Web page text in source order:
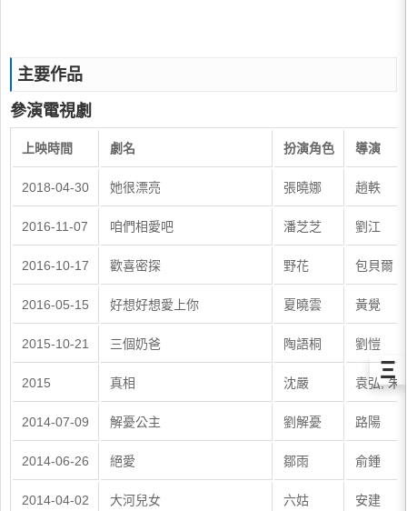
主要作品
參演電視劇
上映時間 劇名 扮演角色 導演
2018-04-30 她很漂亮 張曉娜 趙軼
2016-11-07 咱們相愛吧 潘芝芝 劉江
2016-10-17 歡喜密探 野花 包貝爾
2016-05-15 好想好想愛上你 夏曉雲 黃覺
2015-10-21 三個奶爸 陶語桐 劉愷
2015 真相 沈嚴 袁弘, 朱
2014-07-09 解憂公主 劉解憂 路陽
2014-06-26 絕愛 鄒雨 俞鍾
2014-04-02 大河兒女 六姑 安建
Ξ